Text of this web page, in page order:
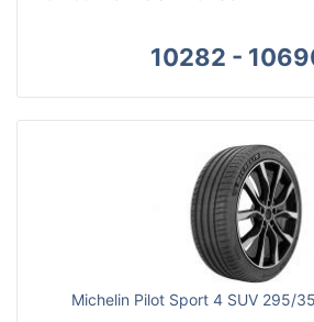
10282 -
Michelin Pilot Sport 4 SUV 295/35